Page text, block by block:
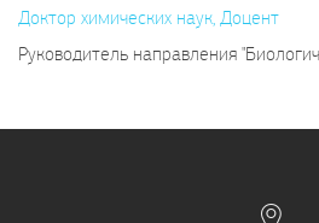
Доктор химических наук, Доцент
Руководитель направления